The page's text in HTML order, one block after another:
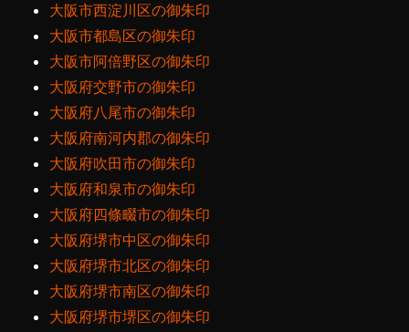
大阪市西淀川区の御朱印
大阪市都島区の御朱印
大阪市阿倍野区の御朱印
大阪府交野市の御朱印
大阪府八尾市の御朱印
大阪府南河内郡の御朱印
大阪府吹田市の御朱印
大阪府和泉市の御朱印
大阪府四條畷市の御朱印
大阪府堺市中区の御朱印
大阪府堺市北区の御朱印
大阪府堺市南区の御朱印
大阪府堺市堺区の御朱印